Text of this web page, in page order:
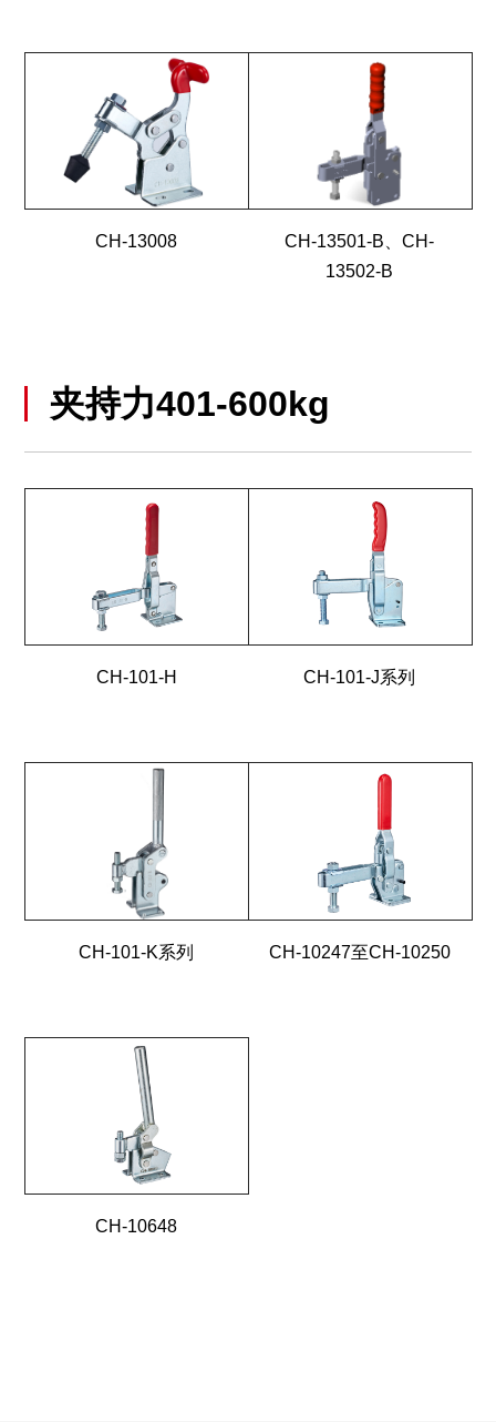
CH-13008
CH-13501-B、CH-
13502-B
夹持力401-600kg
CH-101-H CH-101-J系列
CH-101-K系列 CH-10247至CH-10250
CH-10648